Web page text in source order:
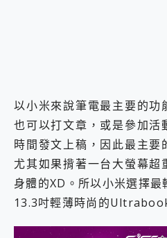
以小米來說筆電最主要的功
也可以打文章，或是參加活
時間發文上稿，因此最主要
尤其如果揹著一台大螢幕超
身體的XD。所以小米選擇
13.3吋輕薄時尚的